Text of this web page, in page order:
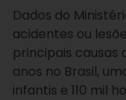
Dados do
acidentes ou
principais causas
anos no Brasil,
infantis e 110 mil